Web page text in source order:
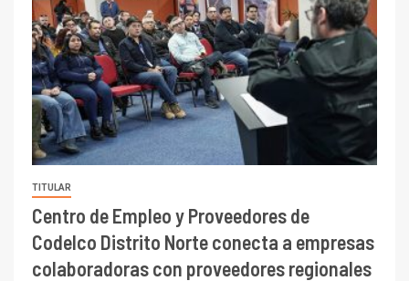
TITULAR
Centro de Empleo y Proveedores de
Codelco Distrito Norte conecta a empresas
colaboradoras con proveedores regionales